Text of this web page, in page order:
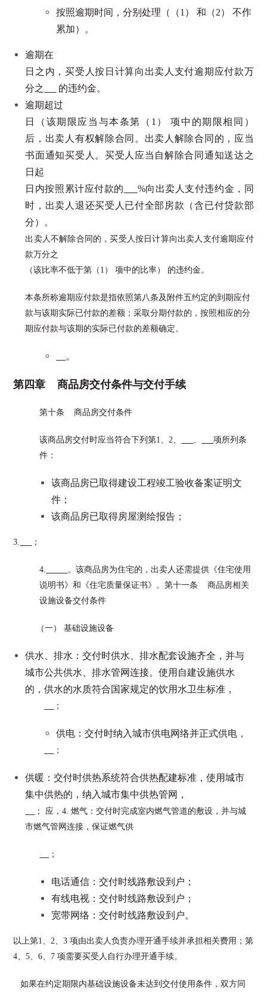
按照逾期时间，分别处理（（1） 和（2） 不作
累加）。
逾期在
日之内，买受人按日计算向出卖人支付逾期应付款万
分之
的违约金。
逾期超过
日（该期限应当与本条第（1） 项中的期限相同）
后，出卖人有权解除合同。出卖人解除合同的，应当
书面通知买受人。买受人应当自解除合同通知送达之
日起
日内按照累计应付款的
%向出卖人支付违约金，同
时，出卖人退还买受人已付全部房款（含已付贷款部
分）。
出卖人不解除合同的，买受人按日计算向出卖人支付逾期应付
款万分之
（该比率不低于第（1） 项中的比率） 的违约金。
本条所称逾期应付款是指依照第八条及附件五约定的到期应付
款与该期实际已付款的差额；采取分期付款的，按照相应的分
期应付款与该期的实际已付款的差额确定。
。
第四章 商品房交付条件与交付手续
第十条 商品房交付条件
该商品房交付时应当符合下列第1、2、 、
项所列条
件：
该商品房已取得建设工程竣工验收备案证明文
件；
该商品房已取得房屋测绘报告；
3. ；
4.
。该商品房为住宅的，出卖人还需提供《住宅使用
说明书》和《住宅质量保证书》。第十一条 商品房相关
设施设备交付条件
（一） 基础设施设备
供水、排水：交付时供水、排水配套设施齐全，并与
城市公共供水、排水管网连接。使用自建设施供水
的，供水的水质符合国家规定的饮用水卫生标准，
；
供电：交付时纳入城市供电网络并正式供电，
；
供暖：交付时供热系统符合供热配建标准，使用城市
集中供热的，纳入城市集中供热管网，
； 应，4. 燃气：交付时完成室内燃气管道的敷设，并与城
市燃气管网连接，保证燃气供
；
电话通信：交付时线路敷设到户；
有线电视：交付时线路敷设到户；
宽带网络：交付时线路敷设到户。
以上第1、2、3 项由出卖人负责办理开通手续并承担相关费用；第
4、5、6、7 项需要买受人自行办理开通手续。
如果在约定期限内基础设施设备未达到交付使用条件，双方同